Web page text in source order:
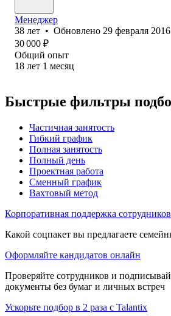
Менеджер
38 лет • Обновлено 29 февраля 2016
30 000 ₽
Общий опыт
18 лет 1 месяц
Быстрые фильтры
Частичная занятость
Гибкий график
Полная занятость
Полный день
Проектная работа
Сменный график
Вахтовый метод
Корпоративная поддержка сотрудников
Какой соцпакет вы предлагаете
Оформляйте кандидатов онлайн
Проверяйте сотрудников и
документы без бумаг и личных встреч
Ускорьте подбор в 2 раза с Talantix